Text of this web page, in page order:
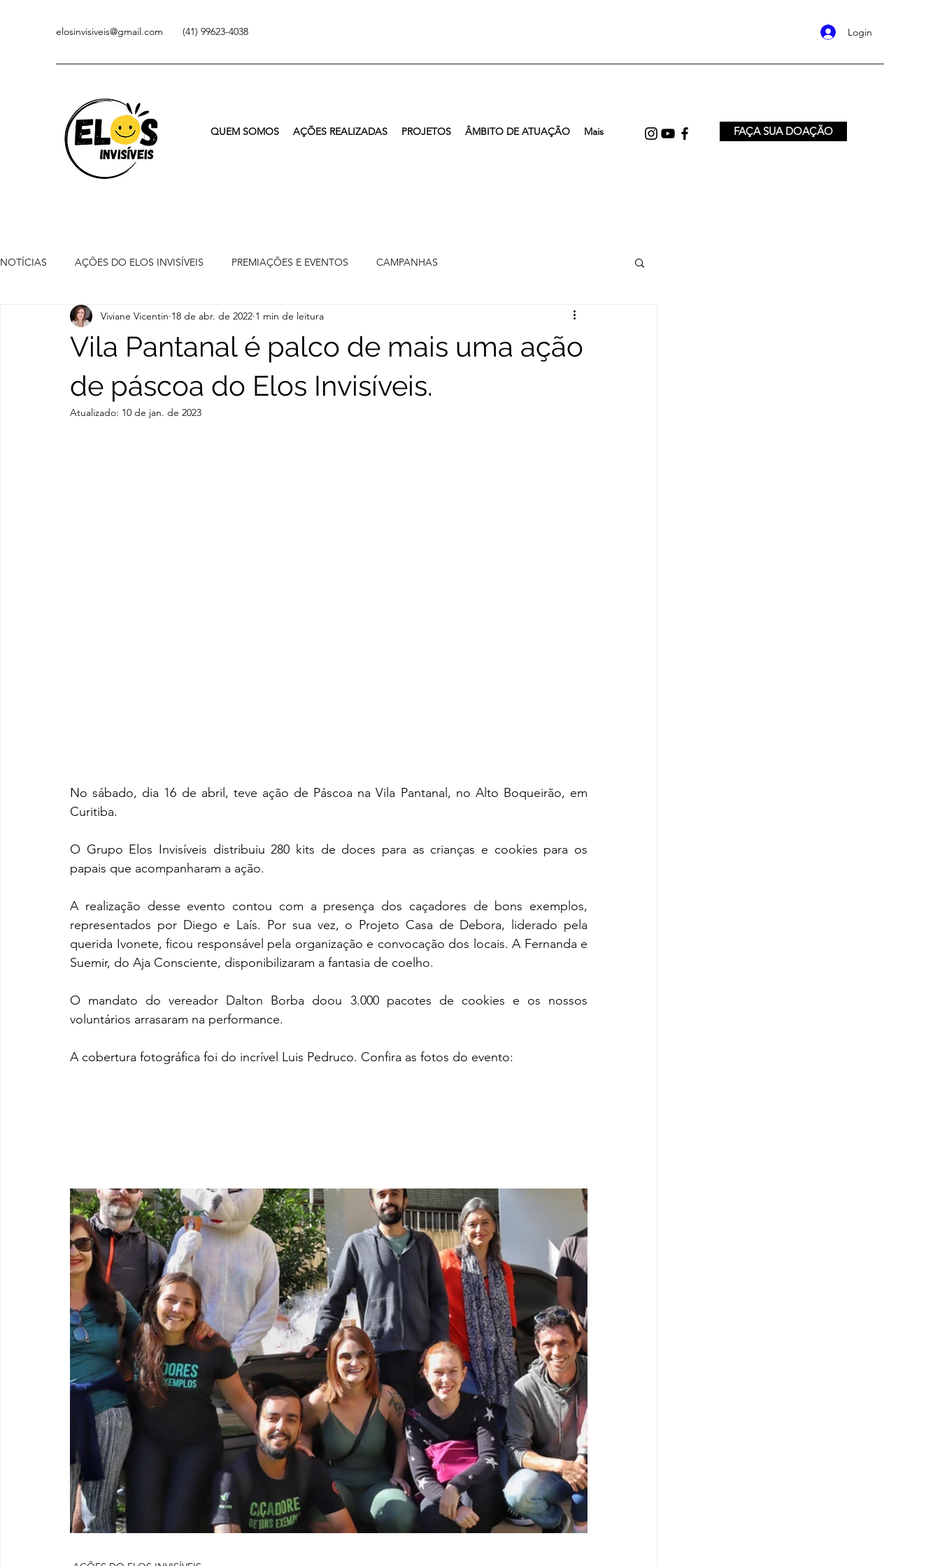
elosinvisiveis@gmail.com (41) 99623-4038 Login
QUEM SOMOS AÇÕES REALIZADAS PROJETOS ÂMBITO DE ATUAÇÃO Mais FAÇA SUA DOAÇÃO
NOTÍCIAS AÇÕES DO ELOS INVISÍVEIS PREMIAÇÕES E EVENTOS CAMPANHAS
INFORMAÇÕES DE UTILIDADE PÚBLICA
Vila Pantanal é palco de mais uma ação
de páscoa do Elos Invisíveis.
Viviane Vicentin 18 de abr. de 2022 1 min de leitura
Atualizado: 10 de jan. de 2023
No sábado, dia 16 de abril, teve ação de Páscoa na Vila Pantanal, no Alto Boqueirão, em
Curitiba.
O Grupo Elos Invisíveis distribuiu 280 kits de doces para as crianças e cookies para os
papais que acompanharam a ação.
A realização desse evento contou com a presença dos caçadores de bons exemplos,
representados por Diego e Laís. Por sua vez, o Projeto Casa de Debora, liderado pela
querida Ivonete, ficou responsável pela organização e convocação dos locais. A Fernanda e
Suemir, do Aja Consciente, disponibilizaram a fantasia de coelho.
O mandato do vereador Dalton Borba doou 3.000 pacotes de cookies e os nossos
voluntários arrasaram na performance.
A cobertura fotográfica foi do incrível Luis Pedruco. Confira as fotos do evento: